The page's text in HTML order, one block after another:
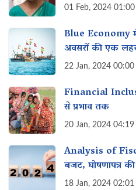
01 Feb, 2024 01:00
Blue Economy
अवसरों की एक
22 Jan, 2024 00:00
Financial
से प्रभाव तक
20 Jan, 2024 04:19
Analysis of
बजट, घोषणापत्र
महिलाओं के लिए
18 Jan, 2024 02:01